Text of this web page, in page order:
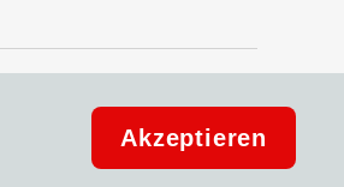
Akzeptieren